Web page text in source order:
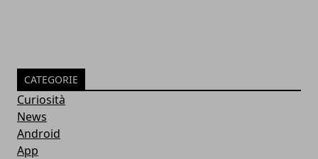
CATEGORIE
Curiosità
News
Android
App